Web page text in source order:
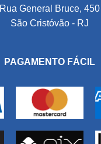
Rua General Bruce, 450
São Cristóvão - RJ
PAGAMENTO FÁCIL